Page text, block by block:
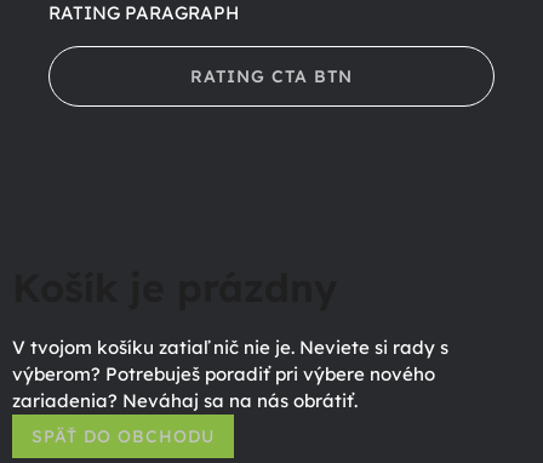
RATING PARAGRAPH
RATING CTA BTN
V tvojom košíku zatiaľ nič nie je. Neviete si rady s
výberom? Potrebuješ poradiť pri výbere nového
zariadenia? Neváhaj sa na nás obrátiť.
SPÄŤ DO OBCHODU